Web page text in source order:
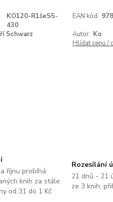
KO120-R1šeS5-
430
EAN kód:
Schwarz Autor: Ko
Hlídat cenu /
říjnu probíhá
knih za stále
od 31 do 1 Kč
Rozesílání
21 dnů - 21
ze 3 knih;